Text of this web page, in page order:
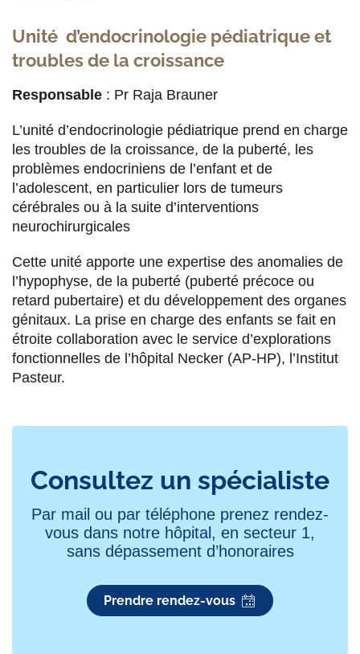
Michaela Pernon
Orthophoniste :maladie de Wilson
CRMR Maladies neurogénétiques et
Fabien Richard
Psychologue
Unité d’endocrinologie pédiatrique et
troubles de la croissance
Responsable : Pr Raja Brauner
L’unité d’endocrinologie pédiatrique prend en charge
les troubles de la croissance, de la puberté, les
problèmes endocriniens de l’enfant et de
l’adolescent, en particulier lors de tumeurs
cérébrales ou à la suite d’interventions
neurochirurgicales
Cette unité apporte une expertise des anomalies de
l’hypophyse, de la puberté (puberté précoce ou
retard pubertaire) et du développement des organes
génitaux. La prise en charge des enfants se fait en
étroite collaboration avec le service d’explorations
fonctionnelles de l’hôpital Necker (AP-HP), l’Institut
Pasteur.
Consultez un spécialiste
Par mail ou par téléphone prenez rendez-
vous dans notre hôpital, en secteur 1,
sans dépassement d’honoraires
Prendre rendez-vous